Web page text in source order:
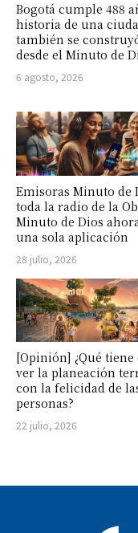
Bogotá cumple 488
historia de una
también se
desde el Minuto de
6 agosto, 2026
Emisoras Minuto de
toda la radio de la
Minuto de Dios
una sola aplicación
28 julio, 2026
[Opinión] ¿Qué tiene
ver la planeación
con la felicidad de
personas?
22 julio, 2026